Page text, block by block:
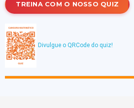
TREINA COM O NOSSO QUIZ
Divulgue o QRCode do quiz!